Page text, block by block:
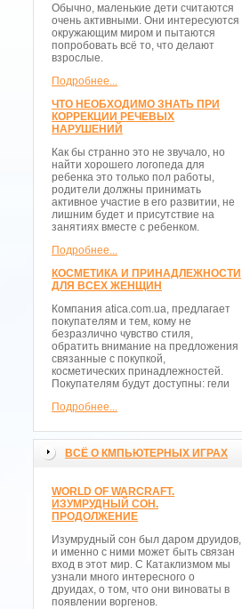
Обычно, маленькие дети считаются
очень активными. Они интересуются
окружающим миром и пытаются
попробовать всё то, что делают
взрослые.
Подробнее...
ЧТО НЕОБХОДИМО ЗНАТЬ ПРИ
КОРРЕКЦИИ РЕЧЕВЫХ
НАРУШЕНИЙ
Как бы странно это не звучало, но
найти хорошего логопеда для
ребенка это только пол работы,
родители должны принимать
активное участие в его развитии, не
лишним будет и присутствие на
занятиях вместе с ребенком.
Подробнее...
КОСМЕТИКА И ПРИНАДЛЕЖНОСТИ
ДЛЯ ВСЕХ ЖЕНЩИН
Компания atica.com.ua, предлагает
покупателям и тем, кому не
безразлично чувство стиля,
обратить внимание на предложения
связанные с покупкой,
косметических принадлежностей.
Покупателям будут доступны: гели
Подробнее...
ВСЁ О КМПЬЮТЕРНЫХ ИГРАХ
WORLD OF WARCRAFT.
ИЗУМРУДНЫЙ СОН.
ПРОДОЛЖЕНИЕ
Изумрудный сон был даром друидов,
и именно с ними может быть связан
вход в этот мир. С Катаклизмом мы
узнали много интересного о
друидах, о том, что они виноваты в
появлении воргенов.